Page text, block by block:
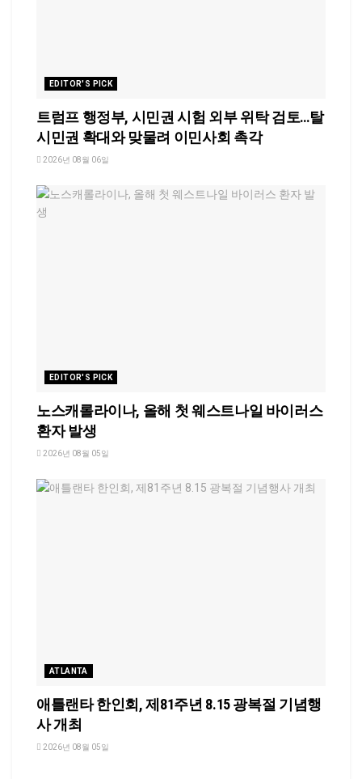
EDITOR'S PICK
트럼프 행정부, 시민권 시험 외부 위탁 검토…탈
시민권 확대와 맞물려 이민사회 촉각
2026년 08월 06일
EDITOR'S PICK
노스캐롤라이나, 올해 첫 웨스트나일 바이러스
환자 발생
2026년 08월 05일
ATLANTA
애틀랜타 한인회, 제81주년 8.15 광복절 기념행
사 개최
2026년 08월 05일